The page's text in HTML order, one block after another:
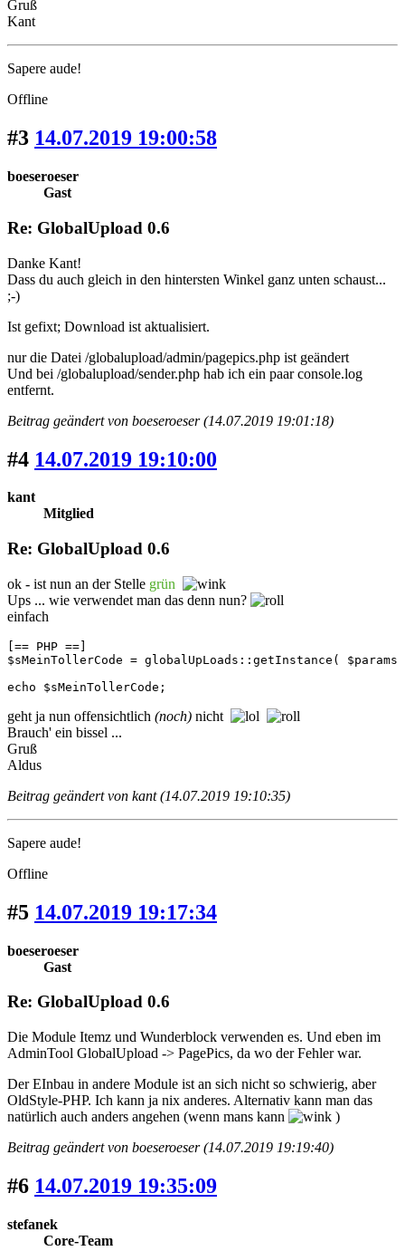
Gruß
Kant
Sapere aude!
Offline
#3 14.07.2019 19:00:58
boeseroeser
Gast
Re: GlobalUpload 0.6
Danke Kant!
Dass du auch gleich in den hintersten Winkel ganz unten schaust...
;-)
Ist gefixt; Download ist aktualisiert.
nur die Datei /globalupload/admin/pagepics.php ist geändert
Und bei /globalupload/sender.php hab ich ein paar console.log
entfernt.
Beitrag geändert von boeseroeser (14.07.2019 19:01:18)
#4 14.07.2019 19:10:00
kant
Mitglied
Re: GlobalUpload 0.6
ok - ist nun an der Stelle grün
Ups ... wie verwendet man das denn nun?
einfach
[== PHP ==]
$sMeinTollerCode = globalUpLoads::getInstance(
echo $sMeinTollerCode;
geht ja nun offensichtlich (noch) nicht
Brauch' ein bissel ...
Gruß
Aldus
Beitrag geändert von kant (14.07.2019 19:10:35)
Sapere aude!
Offline
#5 14.07.2019 19:17:34
boeseroeser
Gast
Re: GlobalUpload 0.6
Die Module Itemz und Wunderblock verwenden es. Und eben im
AdminTool GlobalUpload -> PagePics, da wo der Fehler war.
Der EInbau in andere Module ist an sich nicht so schwierig, aber
OldStyle-PHP. Ich kann ja nix anderes. Alternativ kann man das
natürlich auch anders angehen (wenn mans kann
)
Beitrag geändert von boeseroeser (14.07.2019 19:19:40)
#6 14.07.2019 19:35:09
stefanek
Core-Team